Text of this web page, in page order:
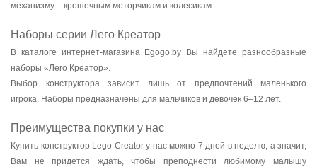
механизму – крошечным моторчикам и колесикам.
Наборы серии Лего Креатор
В каталоге интернет-магазина Egogo.by Вы найдете разнообразные
наборы «Лего Креатор».
Выбор конструктора зависит лишь от предпочтений маленького
игрока. Наборы предназначены для мальчиков и девочек 6–12 лет.
Преимущества покупки у нас
Купить конструктор Lego Creator у нас можно 7 дней в неделю, а значит,
Вам не придется ждать, чтобы преподнести любимому малышу